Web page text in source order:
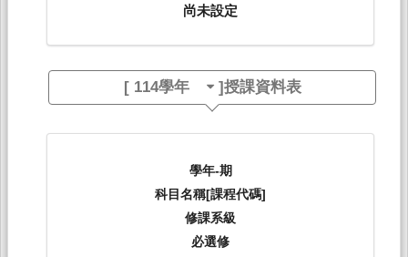
尚未設定
[ 114學年 ]授課資料表
學年-期
科目名稱[課程代碼]
修課系級
必選修